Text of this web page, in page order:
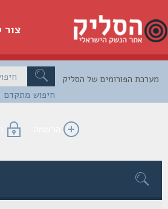
צור קשר
חיפוש מתקדם
הפורומים של הסליק
הרשמה התחבר